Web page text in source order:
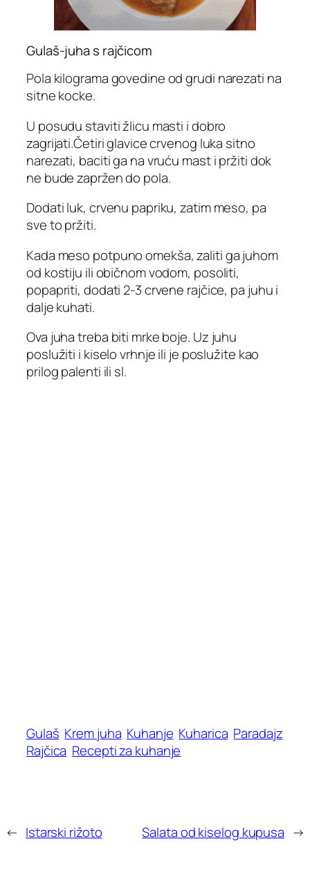
Gulaš-juha s rajčicom
Pola kilograma govedine od grudi narezati na
sitne kocke.
U posudu staviti žlicu masti i dobro
zagrijati.Četiri glavice crvenog luka sitno
narezati, baciti ga na vruću mast i pržiti dok
ne bude zapržen do pola.
Dodati luk, crvenu papriku, zatim meso, pa
sve to pržiti.
Kada meso potpuno omekša, zaliti ga juhom
od kostiju ili običnom vodom, posoliti,
popapriti, dodati 2-3 crvene rajčice, pa juhu i
dalje kuhati.
Ova juha treba biti mrke boje. Uz juhu
poslužiti i kiselo vrhnje ili je poslužite kao
prilog palenti ili sl.
Gulaš Krem juha Kuhanje Kuharica Paradajz
Rajčica Recepti za kuhanje
← Istarski rižoto Salata od kiselog kupusa →